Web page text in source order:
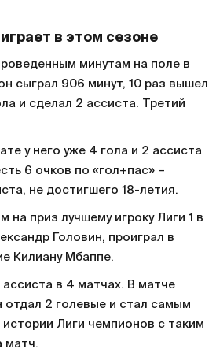
в этом сезоне
минутам на поле в
сыграл 906 минут, 10 раз вышел
и сделал 2 ассиста. Третий
у него уже 4 гола и 2 ассиста
6 очков по «гол+пас» –
не достигшего 18-летия.
на приз лучшему игроку Лиги 1 в
Головин, проиграл в
Килиану Мбаппе.
ассиста в 4 матчах. В матче
отдал 2 голевые и стал самым
Лиги чемпионов с таким
матч.